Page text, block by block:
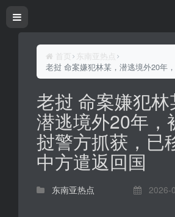
首页
东南亚热点
老挝 命案嫌犯林某，潜逃境外20年
老挝 命案嫌犯林
潜逃境外20年，
挝警方抓获，已
中方遣返回国
东南亚热点 2026-